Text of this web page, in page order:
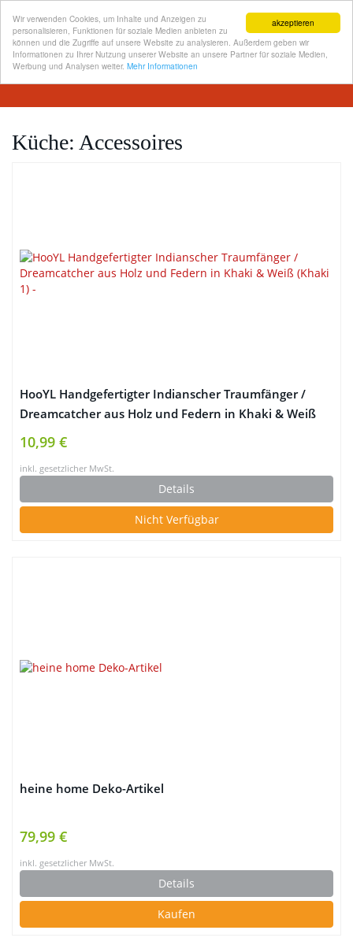
akzeptieren
Wir verwenden Cookies, um Inhalte und Anzeigen zu
personalisieren, Funktionen für soziale Medien anbieten zu
können und die Zugriffe auf unsere Website zu analysieren. Außerdem geben wir
Informationen zu Ihrer Nutzung unserer Website an unsere Partner für soziale Medien,
Werbung und Analysen weiter. Mehr Informationen
Skip
content
Küche: Accessoires
HooYL Handgefertigter Indianscher Traumfänger /
Dreamcatcher aus Holz und Federn in Khaki & Weiß
(Khaki 1)
10,99 €
inkl. gesetzlicher MwSt.
Details
Nicht Verfügbar
heine home Deko-Artikel
79,99 €
inkl. gesetzlicher MwSt.
Details
Kaufen